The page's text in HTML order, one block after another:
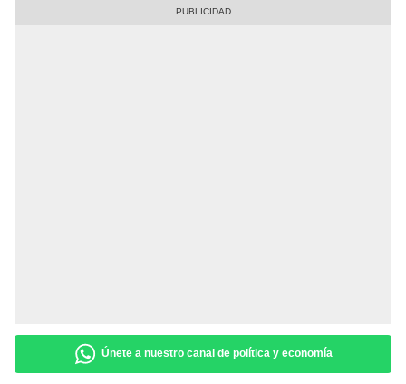
Únete a nuestro canal de política y economía